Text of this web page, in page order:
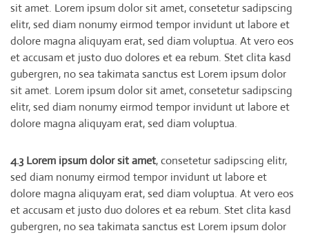
sit amet. Lorem ipsum dolor sit amet, consetetur sadipscing
elitr, sed diam nonumy eirmod tempor invidunt ut labore et
dolore magna aliquyam erat, sed diam voluptua. At vero eos
et accusam et justo duo dolores et ea rebum. Stet clita kasd
gubergren, no sea takimata sanctus est Lorem ipsum dolor
sit amet. Lorem ipsum dolor sit amet, consetetur sadipscing
elitr, sed diam nonumy eirmod tempor invidunt ut labore et
dolore magna aliquyam erat, sed diam voluptua.
4.3 Lorem ipsum dolor sit amet, consetetur sadipscing elitr,
sed diam nonumy eirmod tempor invidunt ut labore et
dolore magna aliquyam erat, sed diam voluptua. At vero eos
et accusam et justo duo dolores et ea rebum. Stet clita kasd
gubergren, no sea takimata sanctus est Lorem ipsum dolor